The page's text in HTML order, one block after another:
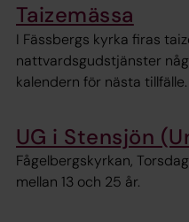
Taizemässa
I Fässbergs kyrka firas
nattvardsgudstjänster
kalendern för nästa tillfälle.
UG i Stensjön
Fågelbergskyrkan,
mellan 13 och 25 år.